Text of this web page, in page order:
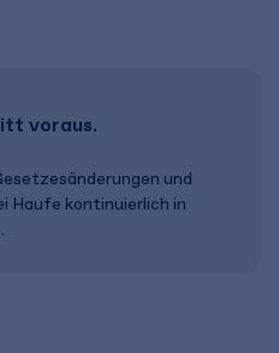
voraus.
und
Haufe kontinuierlich in